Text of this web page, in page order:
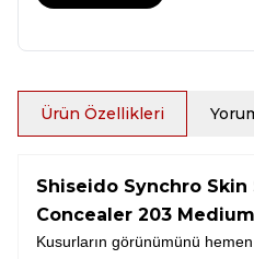
Ürün Özellikleri
Shiseido Synchro
Concealer 203 Medium
Kusurların görünümünü hemen